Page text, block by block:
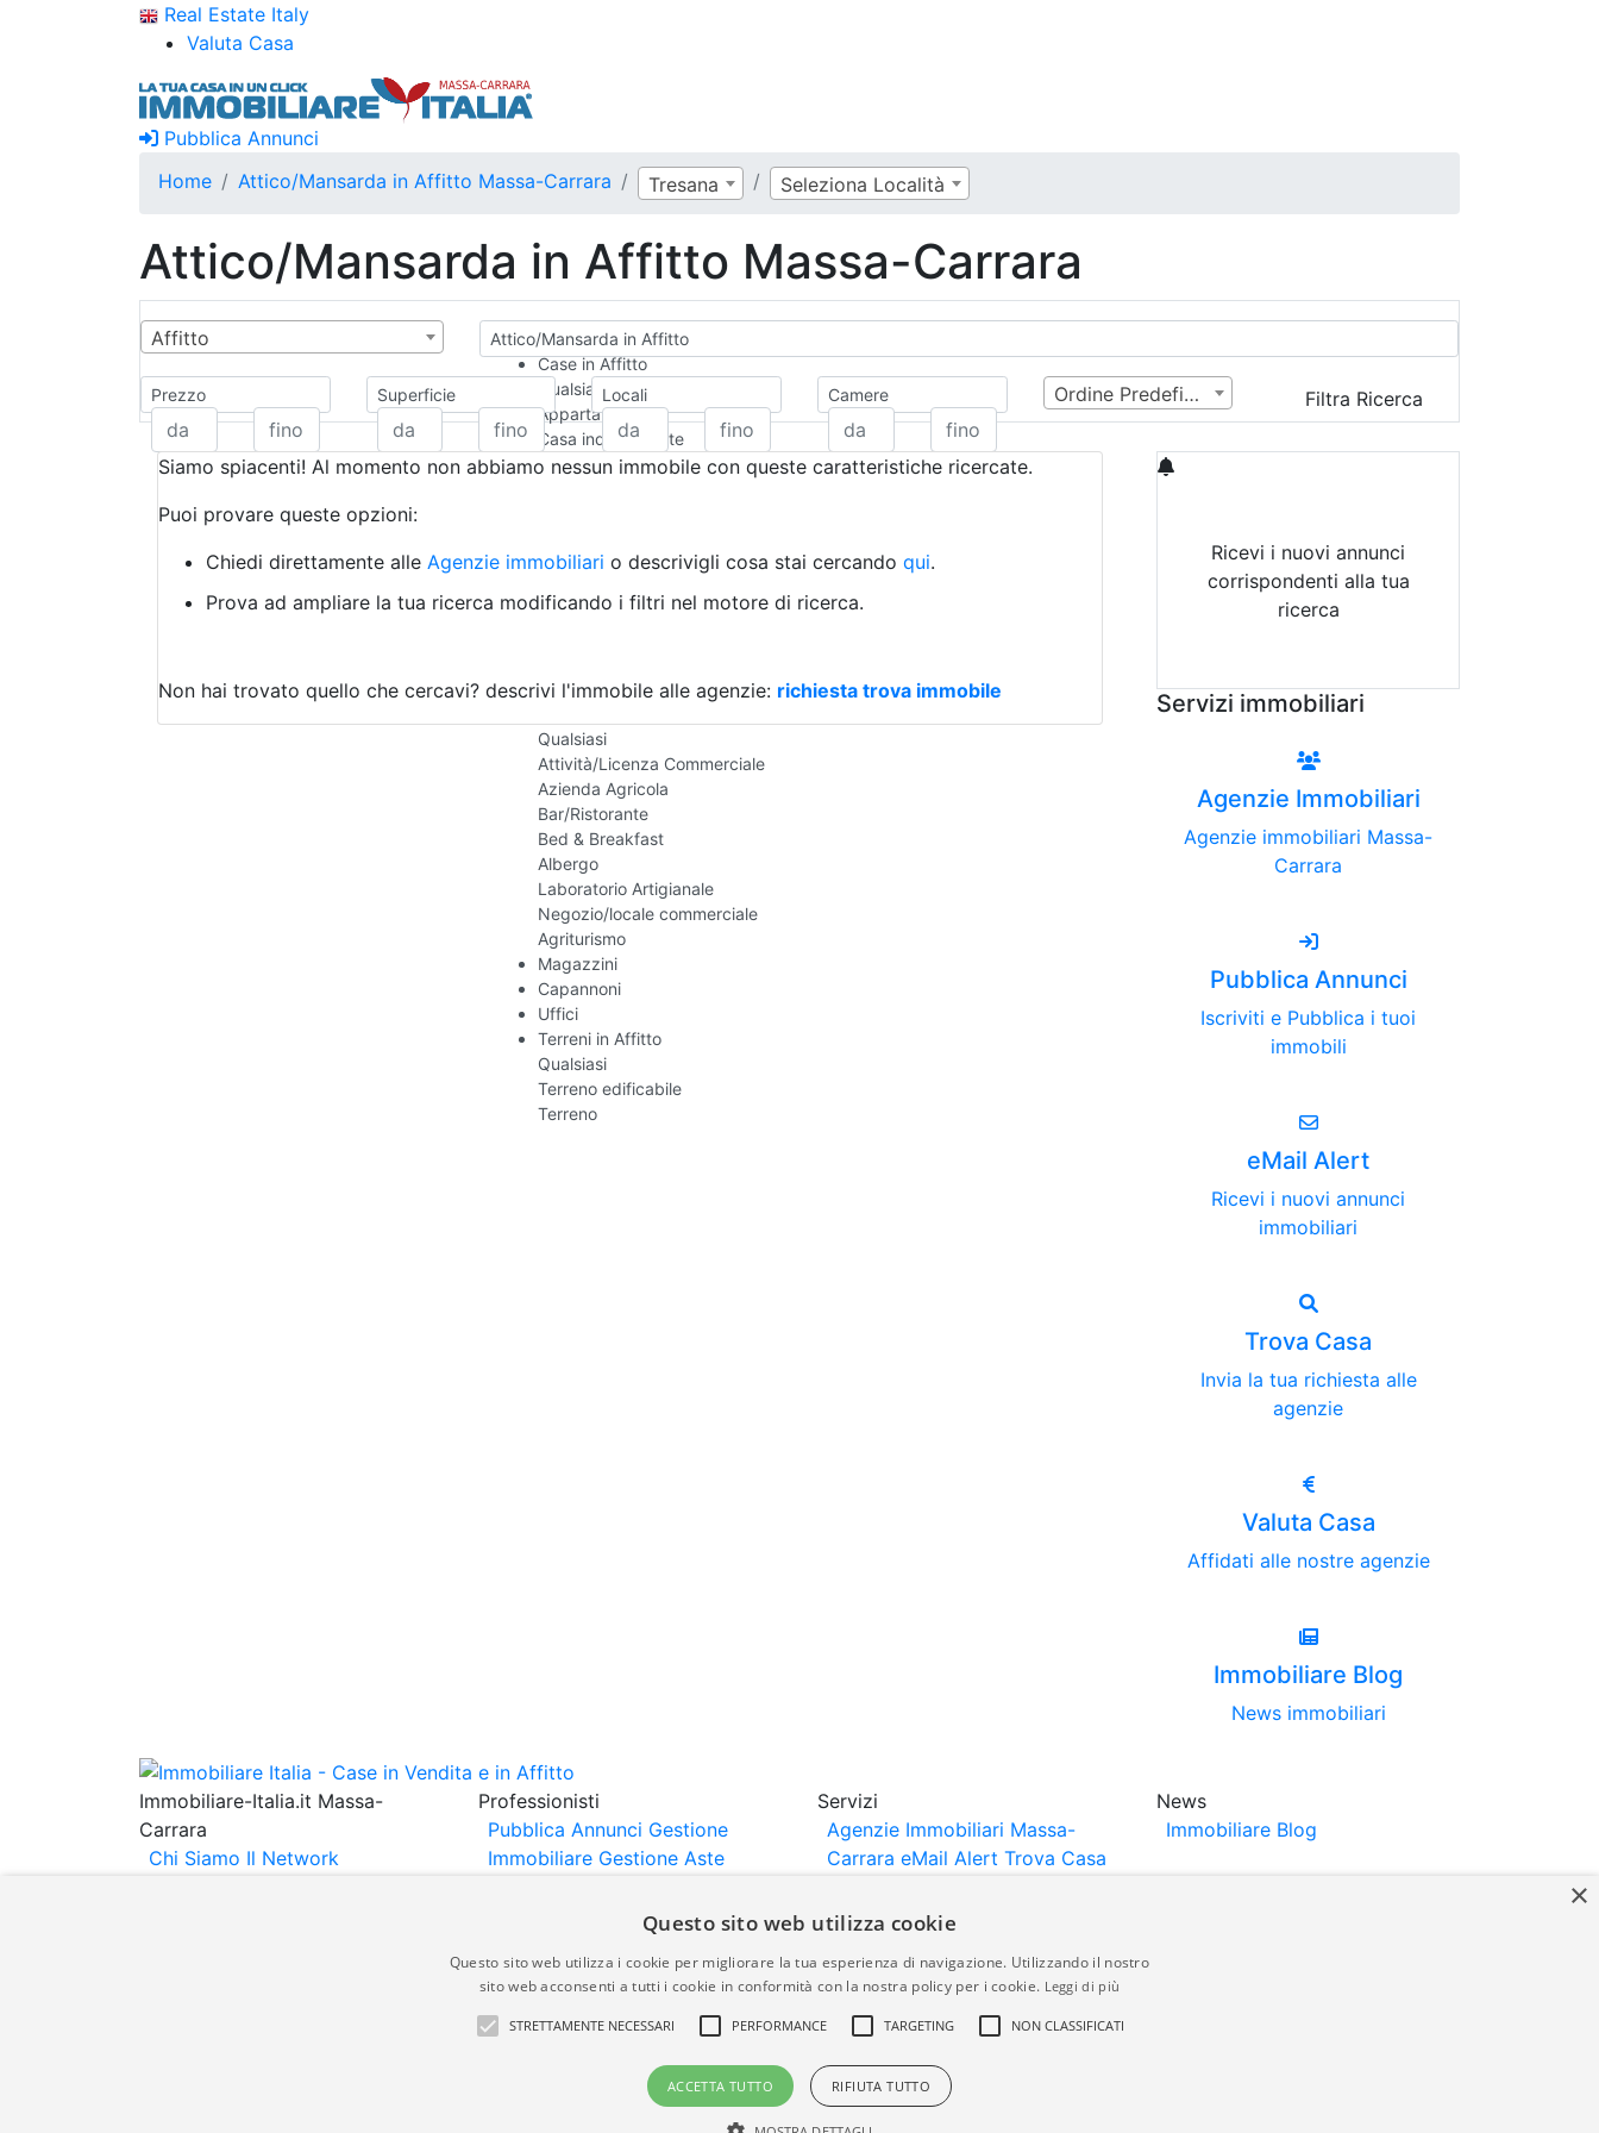
Real Estate Italy
Valuta Casa
Pubblica Annunci
Home
Attico/Mansarda in Affitto Massa-Carrara Tresana Seleziona Località
Attico/Mansarda in Affitto Massa-Carrara
Affitto
Attico/Mansarda in Affitto
Case in Affitto
Qualsiasi
Appartamento
Casa indipendente
Casa Semi-indipendente
Rustico/Casale
Camera d'Albergo
Box/Garage
Qualsiasi
Attività/Licenza Commerciale
Azienda Agricola
Bar/Ristorante
Bed & Breakfast
Albergo
Laboratorio Artigianale
Negozio/locale commerciale
Agriturismo
Magazzini
Capannoni
Uffici
Terreni in Affitto
Qualsiasi
Terreno edificabile
Terreno
Prezzo Superficie Locali Camere Ordine Predefinito Filtra Ricerca
Siamo spiacenti! Al momento non abbiamo nessun immobile con queste caratteristiche ricercate.
Puoi provare queste opzioni:
Chiedi direttamente alle Agenzie immobiliari o descrivigli cosa stai cercando qui.
Prova ad ampliare la tua ricerca modificando i filtri nel motore di ricerca.
Non hai trovato quello che cercavi? descrivi l'immobile alle agenzie: richiesta trova immobile
Ricevi i nuovi annunci
corrispondenti alla tua
ricerca
Servizi immobiliari
Agenzie Immobiliari
Agenzie immobiliari Massa-
Carrara
Pubblica Annunci
Iscriviti e Pubblica i tuoi
immobili
eMail Alert
Ricevi i nuovi annunci
immobiliari
Trova Casa
Invia la tua richiesta alle
agenzie
Valuta Casa
Affidati alle nostre agenzie
Immobiliare Blog
News immobiliari
Immobiliare-Italia.it Massa-
Carrara
Chi Siamo Il Network
Professionisti
Pubblica Annunci Gestione
Immobiliare Gestione Aste
Importazione
Servizi
Agenzie Immobiliari Massa-
Carrara eMail Alert Trova Casa
News
Immobiliare Blog
Gli annunci immobiliari presenti su immobiliare-italia.it vengono pubblicati da agenzie immobiliari e costruttori. La pubblicazione degli annunci
italia.it quindi non è responsabile della veridicità, della correttezza, della completezza, della normativa in materia di privacy e/o di alcun altro
×
Questo sito web utilizza cookie
Questo sito web utilizza i cookie per migliorare la tua esperienza di navigazione. Utilizzando il nostro
sito web acconsenti a tutti i cookie in conformità con la nostra policy per i cookie. Leggi di più
STRETTAMENTE NECESSARI PERFORMANCE TARGETING NON CLASSIFICATI
ACCETTA TUTTO RIFIUTA TUTTO